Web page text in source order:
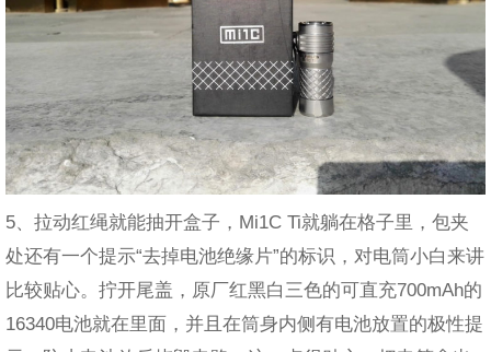
5、拉动红绳就能抽开盒子，Mi1C Ti就躺在格子里，包夹
处还有一个提示“去掉电池绝缘片”的标识，对电筒小白来讲
比较贴心。拧开尾盖，原厂红黑白三色的可直充700mAh的
16340电池就在里面，并且在筒身内侧有电池放置的极性提